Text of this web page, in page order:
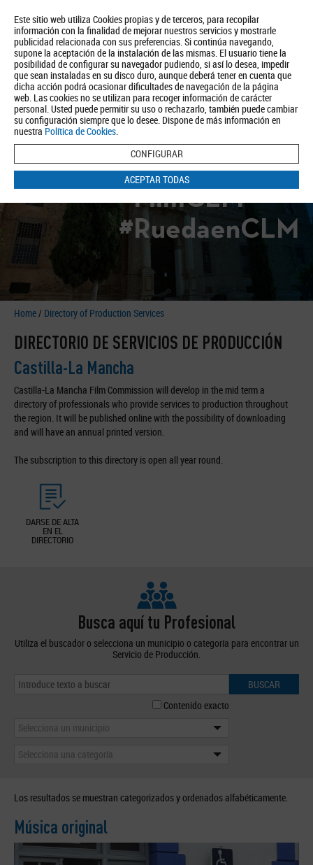
Este sitio web utiliza Cookies propias y de terceros, para recopilar
información con la finalidad de mejorar nuestros servicios y mostrarle
publicidad relacionada con sus preferencias. Si continúa navegando,
supone la aceptación de la instalación de las mismas. El usuario tiene la
posibilidad de configurar su navegador pudiendo, si así lo desea, impedir
que sean instaladas en su disco duro, aunque deberá tener en cuenta que
dicha acción podrá ocasionar dificultades de navegación de la página
web. Las cookies no se utilizan para recoger información de carácter
personal. Usted puede permitir su uso o rechazarlo, también puede cambiar
su configuración siempre que lo desee. Dispone de más información en
nuestra Política de Cookies.
CONFIGURAR
ACEPTAR TODAS
About us Tourism Política de Privacidad Aviso Legal Política de Cookies
BUSCAR
#FilmCLM
#RuedaenCLM
Home/ Directory of Production Services
DIRECTORIO DE SERVICIOS DE PRODUCCIÓN
Castilla-La Mancha
Castilla-La Mancha Film Commission will develop in the mid term a
directory of professionals who provide services to production throughout
the region. It will be published online with the possibility of downloading
and will have an annual printed version.
The subscription to this directory is open all year round.
DARSE DE ALTA
EN EL
DIRECTORIO
Busca aquí tu Profesional
Utiliza el buscador o selecciona un municipio o categoría para encontrar un
Servicio de Producción.
BUSCAR
Contenido exacto
Selecciona un municipio
Selecciona una categoría
Los resultados se muestran categorizados y ordenados alfabéticamente.
Música original